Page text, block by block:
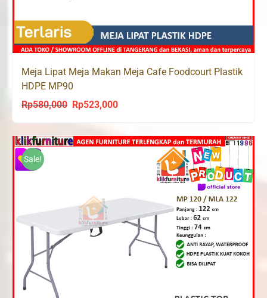
Meja Lipat Meja Makan Meja Cafe Foodcourt Plastik
HDPE MP90
Rp580,000
Original
was:
Rp523,000Current
is:
Sale!